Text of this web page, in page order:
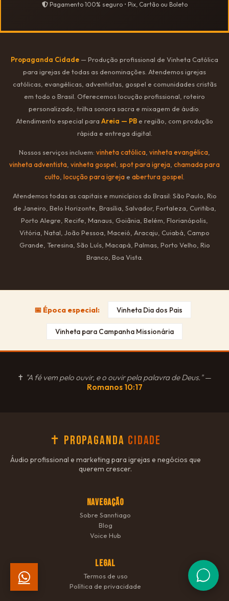
Pagamento 100% seguro • Pix, Cartão ou Boleto
Propaganda Cidade — Produção profissional de Vinheta Católica
para igrejas de todas as denominações. Atendemos igrejas
católicas, evangélicas, adventistas, gospel e comunidades cristãs
em todo o Brasil. Oferecemos locução profissional, roteiro
personalizado, trilha sonora sacra e mixagem de áudio.
Atendimento especial para Areia — PB e região, com produção
rápida e entrega digital.
Nossos serviços incluem: vinheta católica vinheta evangélica
vinheta adventista vinheta gospel spot para igreja chamada para
culto locução para igreja e abertura gospel
Atendemos todas as capitais e municípios do Brasil: São Paulo, Rio
de Janeiro, Belo Horizonte, Brasília, Salvador, Fortaleza, Curitiba,
Porto Alegre, Recife, Manaus, Goiânia, Belém, Florianópolis,
Vitória, Natal, João Pessoa, Maceió, Aracaju, Cuiabá, Campo
Grande, Teresina, São Luís, Macapá, Palmas, Porto Velho, Rio
Branco, Boa Vista.
📅 Época especial: Vinheta Dia dos Pais
Vinheta para Campanha Missionária
✝ "A fé vem pelo ouvir, e o ouvir pela palavra de Deus."—
Romanos 10:17
✝ Propaganda Cidade
Áudio profissional e marketing para igrejas e negócios que
querem crescer.
NAVEGAÇÃO
Sobre Sanntiago
Blog
Voice Hub
LEGAL
Termos de uso
Política de privacidade